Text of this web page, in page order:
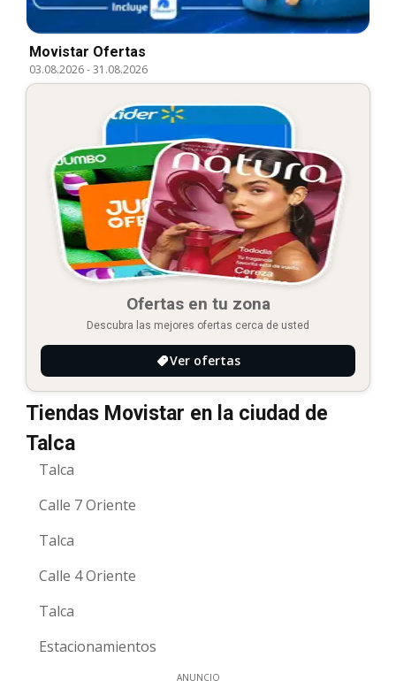
Movistar Ofertas
03.08.2026-31.08.2026
Ofertas en tu zona
Descubra las mejores ofertas cerca de usted
Ver ofertas
Tiendas Movistar en la ciudad de
Talca
Talca
Calle 7 Oriente
Talca
Calle 4 Oriente
Talca
Estacionamientos
ANUNCIO